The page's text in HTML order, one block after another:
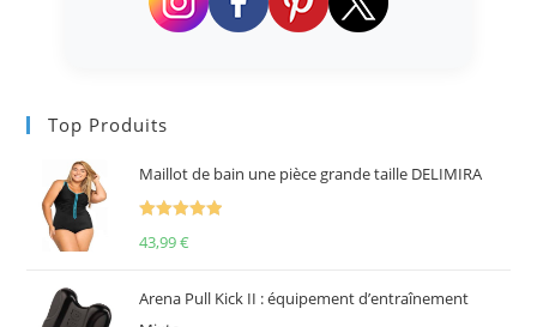
Top Produits
Maillot de bain une pièce grande taille DELIMIRA
43,99€
Arena Pull Kick II : équipement d’entraînement